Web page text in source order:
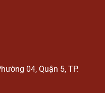
04, Quận 5, TP.